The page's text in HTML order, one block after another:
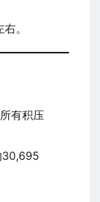
。
有积压
30,695